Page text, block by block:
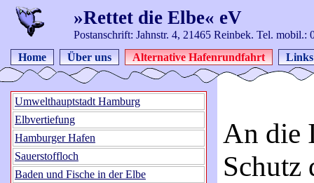
Umwelthauptstadt Hamburg
Elbvertiefung
Hamburger Hafen
Sauerstoffloch
Baden und Fische in der Elbe
An die
Schutz
»Rettet die Elbe« eV
Postanschrift: Jahnstr. 4, 21465 Reinbek. Tel. mobil.:
Home
Über uns Alternative Hafenrundfahrt Links